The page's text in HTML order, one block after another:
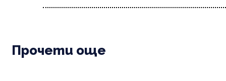
Прочети още